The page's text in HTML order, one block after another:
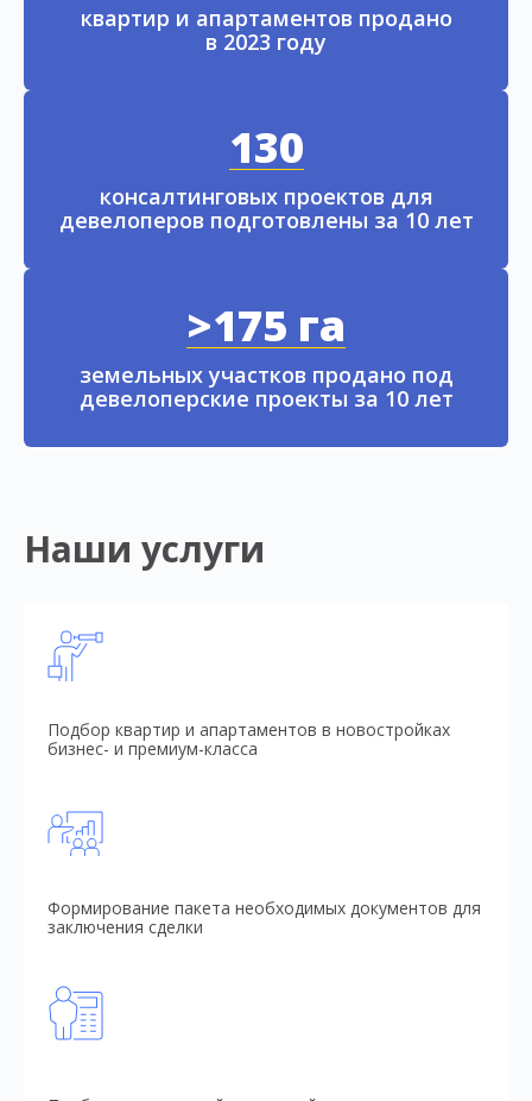
квартир и апартаментов продано
в 2023 году
130
консалтинговых проектов для
девелоперов подготовлены за 10 лет
>175 га
земельных участков продано под
девелоперские проекты за 10 лет
Наши услуги
Подбор квартир и апартаментов в новостройках
бизнес- и премиум-класса
Формирование пакета необходимых документов для
заключения сделки